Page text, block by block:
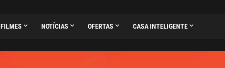
FILMES NOTÍCIAS OFERTAS CASA INTELIGENTE